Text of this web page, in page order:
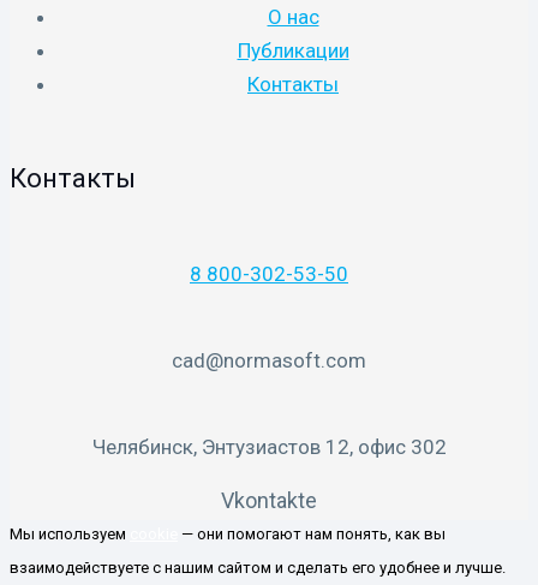
О нас
Публикации
Контакты
Контакты
8 800-302-53-50
cad@normasoft.com
Челябинск, Энтузиастов 12, офис 302
Vkontakte
Мы используем
— они помогают нам понять, как вы
взаимодействуете с нашим сайтом и сделать его удобнее и лучше.